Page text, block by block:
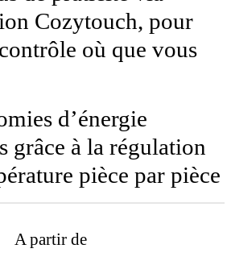
Cozytouch, pour
où que vous
d’énergie
grâce à la régulation
pièce par pièce
A partir de